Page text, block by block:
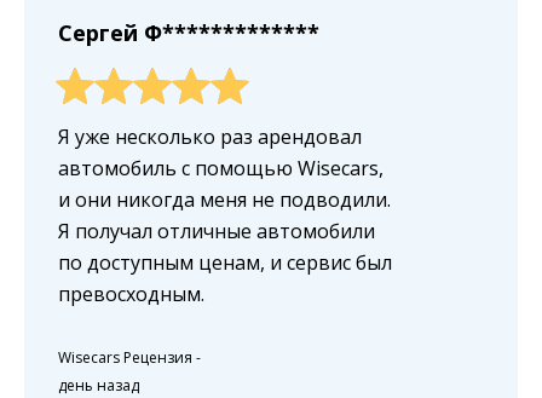
Сергей Ф*************
Я уже несколько раз арендовал
автомобиль с помощью Wisecars,
и они никогда меня не подводили.
Я получал отличные автомобили
по доступным ценам, и сервис был
превосходным.
Wisecars Рецензия -
день назад